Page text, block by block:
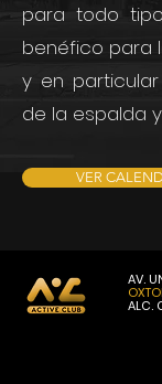
para todo
benéfico para
y en
de la espalda
VER
AV.
ALC.